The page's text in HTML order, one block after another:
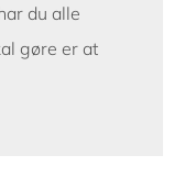
du alle
gøre er at